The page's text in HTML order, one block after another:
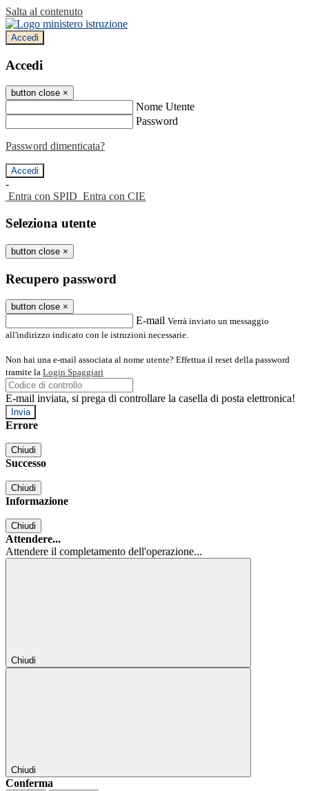
Salta al contenuto
Accedi
Accedi
button close ×
Nome Utente
Password
Password dimenticata?
-
Entra con SPID Entra con CIE
Seleziona utente
button close ×
Recupero password
button close ×
E-mail Verrà inviato un messaggio
all'indirizzo indicato con le istruzioni necessarie.
Non hai una e-mail associata al nome utente? Effettua il reset della password
tramite la Login Spaggiari
E-mail inviata, si prega di controllare la casella di posta elettronica!
Errore
Chiudi
Successo
Chiudi
Informazione
Chiudi
Attendere...
Attendere il completamento dell'operazione...
Chiudi
Chiudi
Conferma